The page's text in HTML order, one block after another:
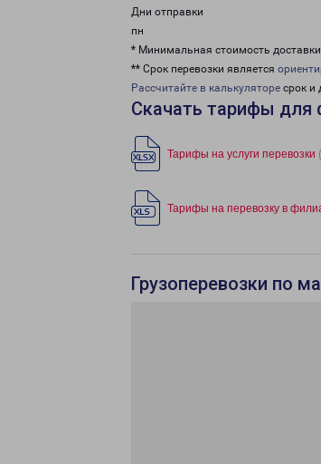
Дни отправки
пн
* Минимальная стоимость
** Срок перевозки является
Рассчитайте в калькуляторе срок и
Скачать тарифы для
Тарифы на услуги перевозки
Тарифы на перевозку в
Грузоперевозки по